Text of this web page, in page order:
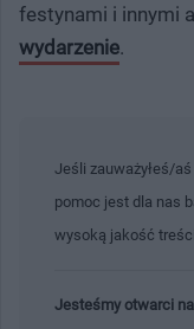
festynami i innymi
wydarzenie.
Jeśli zauważyłeś/aś
pomoc jest dla nas
wysoką jakość treści.
Jesteśmy otwarci